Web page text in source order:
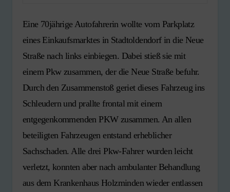
Eine 70jährige Autofahrerin wollte vom Parkplatz
eines Einkaufsmarktes in Stadtoldendorf in die Neue
Straße nach links einbiegen. Dabei stieß sie mit
einem Pkw zusammen, der die Neue Straße befuhr.
Durch den Zusammenstoß geriet dieses Fahrzeug ins
Schleudern und prallte frontal mit einem
entgegenkommenden PKW zusammen. An allen
beteiligten Fahrzeugen entstand erheblicher
Sachschaden. Alle drei Pkw-Fahrer wurden leicht
verletzt, konnten aber nach ambulanter Behandlung
aus dem Krankenhaus Holzminden wieder entlassen